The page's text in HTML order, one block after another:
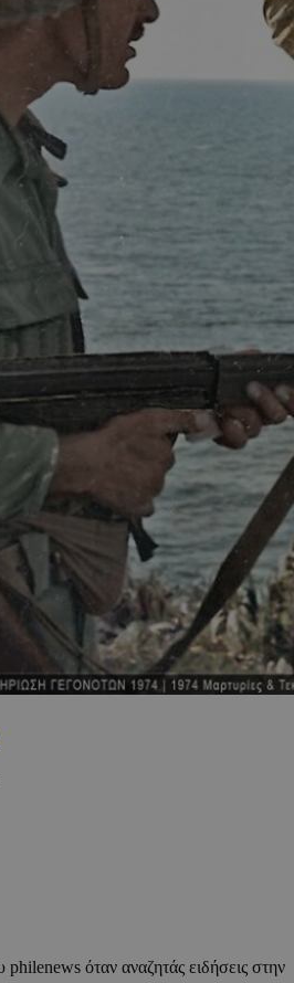
όταν αναζητάς ειδήσεις στην